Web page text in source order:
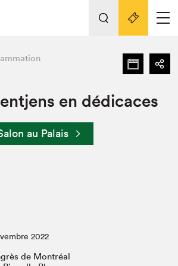
2022
Braindate
Nos activités
2022
en dédicaces
au Palais
2022
de Montréal